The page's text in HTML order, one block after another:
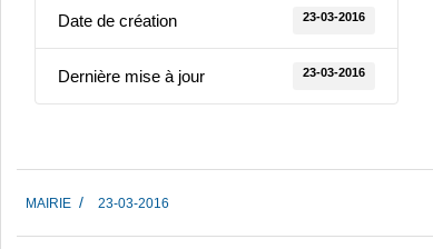
Date de création 23-03-2016
Dernière mise à jour 23-03-2016
03-
23
MAIRIE 23-03-2016